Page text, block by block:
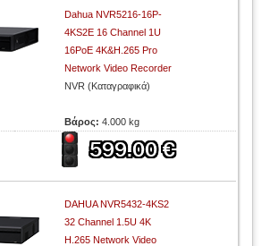
Dahua NVR5216-16P-
4KS2E 16 Channel 1U
16PoE 4K&H.265 Pro
Network Video Recorder
NVR (Καταγραφικά)
Βάρος:4.000 kg
DAHUA NVR5432-4KS2
32 Channel 1.5U 4K
H.265 Network Video